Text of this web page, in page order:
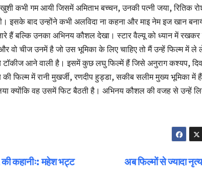
कभी गम आयी जिसमें अमिताभ बच्चन, उनकी पत्नी जया, रितिक
इसके बाद उन्होंने कभी अलविदा ना कहना और माइ नेम इज खान
हैं बल्कि उनका अभिनय कौशल देखा। स्टार वैल्यू को ध्यान में
वो चीज उनमें है जो उस भूमिका के लिए चाहिए तो मैं उन्हें फिल्म में
टॉकीज आने वाली है। इसमें कुछ लघु फिल्में हैं जिसे अनुराग कश्यप,
फिल्म में रानी मुखर्जी, रणदीप हुड्डा, सकीब सलीम मुख्य भूमिका में
क्योंकि वह उसमें फिट बैठती है। अभिनय कौशल की वजह से उन्हें
अब फिल्मों से ज्यादा
कहानीः: महेश भट्ट